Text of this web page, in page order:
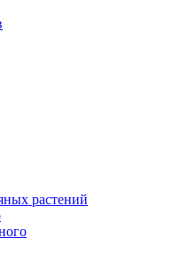
растений